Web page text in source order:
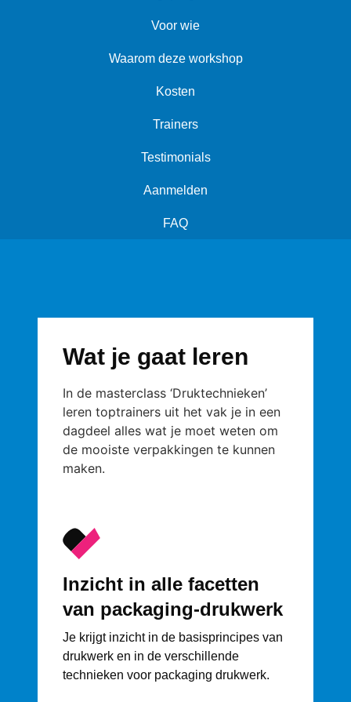
Voor wie
Waarom deze workshop
Kosten
Trainers
Testimonials
Aanmelden
FAQ
Wat je gaat leren
In de masterclass ‘Druktechnieken’
leren toptrainers uit het vak je in een
dagdeel alles wat je moet weten om
de mooiste verpakkingen te kunnen
maken.
Inzicht in alle facetten
van packaging-drukwerk
Je krijgt inzicht in de basisprincipes van
drukwerk en in de verschillende
technieken voor packaging drukwerk.